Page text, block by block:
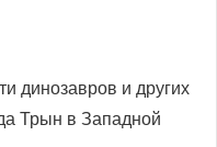
динозавров и других
Трын в Западной